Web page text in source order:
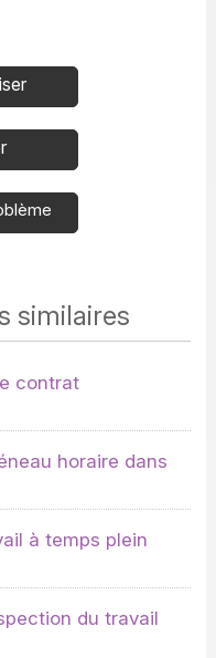
similaires
contrat
horaire dans
à temps plein
du travail